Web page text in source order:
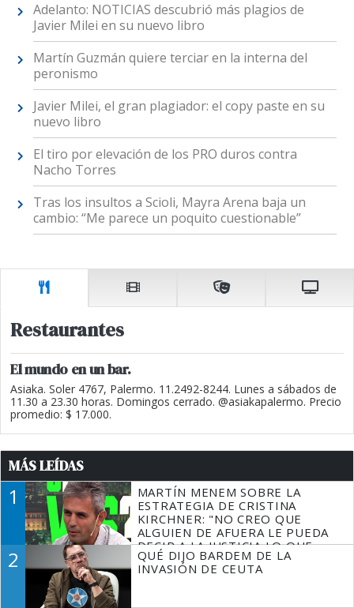
Adelanto: NOTICIAS descubrió más plagios de
Javier Milei en su nuevo libro
Martín Guzmán quiere terciar en la interna del
peronismo
Javier Milei, el gran plagiador: el copy paste en su
nuevo libro
El tiro por elevación de los PRO duros contra
Nacho Torres
Tras los insultos a Scioli, Mayra Arena baja un
cambio: “Me parece un poquito cuestionable”
Restaurantes
El mundo en un bar.
Asiaka. Soler 4767, Palermo. 11.2492-8244. Lunes a sábados de
11.30 a 23.30 horas. Domingos cerrado. @asiakapalermo. Precio
promedio: $ 17.000.
MÁS LEÍDAS
1
MARTÍN MENEM SOBRE LA
ESTRATEGIA DE CRISTINA
KIRCHNER: "NO CREO QUE
ALGUIEN DE AFUERA LE PUEDA
DECIR A LA JUSTICIA LO QUE
TIENE QUE HACER"
2
QUÉ DIJO BARDEM DE LA
INVASIÓN DE CEUTA